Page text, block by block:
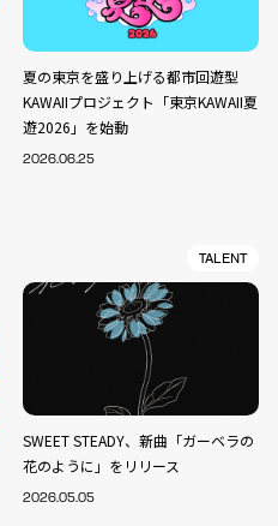
夏の東京を盛り上げる都市回遊型
KAWAIIプロジェクト「東京KAWAII夏
遊2026」を始動
2026.06.25
TALENT
SWEET STEADY、新曲「ガーベラの
花のように」をリリース
2026.05.05